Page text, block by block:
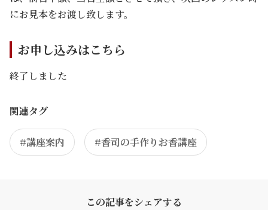
にお見本をお渡し致します。
お申し込みはこちら
終了しました
関連タグ
#講座案内 #香司の手作りお香講座
この記事をシェアする